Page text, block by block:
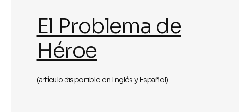
El Problema de
Héroe
(artículo disponible en Inglés y Español)